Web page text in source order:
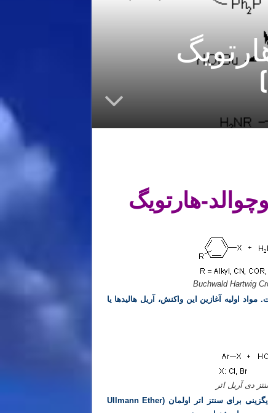
هارتویگ
Buchwald Hartwig
اولیه آغازین این واکنش، آریل هالیدها یا
دی آریل اتر
اخیرا توجه زیادی به سنتز اترها و مخصوصا دی آریل اترها به عنوان جایگزینی برای سنتز اتر اولمان (Ullmann Ether